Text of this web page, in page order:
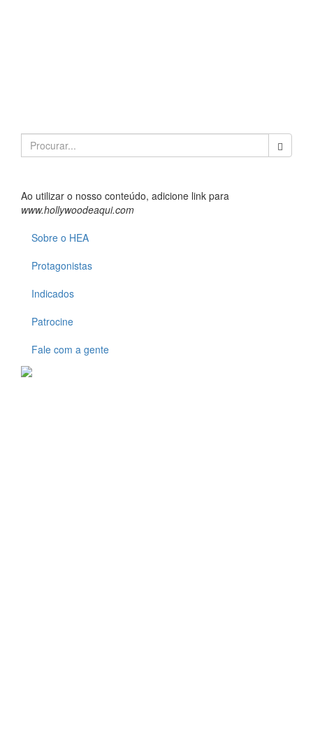
Search
for:
Ao utilizar o nosso conteúdo, adicione link para
www.hollywoodeaqui.com
Sobre o HEA
Protagonistas
Indicados
Patrocine
Fale com a gente